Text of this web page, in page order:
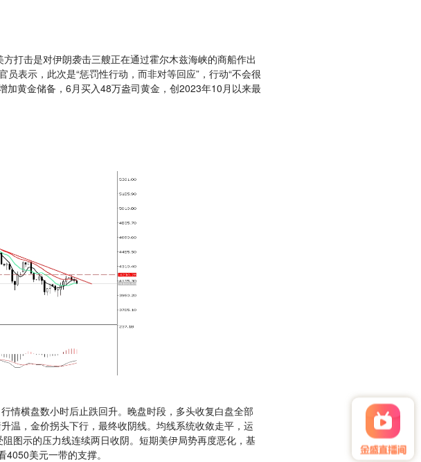
打击是对伊朗袭击三艘正在通过霍尔木兹海峡的商船作出
表示，此次是“惩罚性行动，而非对等回应”，行动“不会很
加黄金储备，6月买入48万盎司黄金，创2023年10月以来最
情横盘数小时后止跌回升。晚盘时段，多头收复白盘全部
温，金价拐头下行，最终收阴线。均线系统收敛走平，运
图示的压力线连续两日收阴。短期美伊局势再度恶化，基
美元一带的支撑。